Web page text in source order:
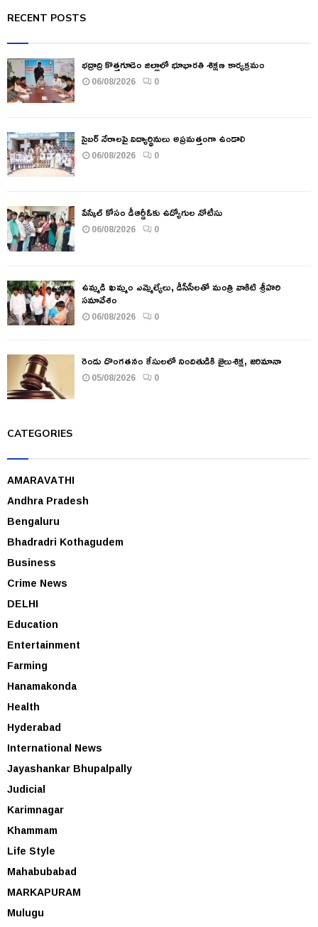
RECENT POSTS
భద్రాద్రి కొత్తగూడెం జిల్లాలో భూభారతి శిక్షణ కార్యక్రమం
06/08/2026 0
సైబర్ నేరాలపై విద్యార్థినులు అప్రమత్తంగా ఉండాలి
06/08/2026 0
పేస్కేల్ కోసం డీఆర్డీఓకు ఉద్యోగుల నోటీసు
06/08/2026 0
ఉమ్మడి ఖమ్మం ఎమ్మెల్యేలు, డీసీసీలతో మంత్రి వాకిటి శ్రీహరి
సమావేశం
06/08/2026 0
రెండు దొంగతనం కేసులలో నిందితుడికి జైలుశిక్ష, జరిమానా
05/08/2026 0
CATEGORIES
AMARAVATHI
Andhra Pradesh
Bengaluru
Bhadradri Kothagudem
Business
Crime News
DELHI
Education
Entertainment
Farming
Hanamakonda
Health
Hyderabad
International News
Jayashankar Bhupalpally
Judicial
Karimnagar
Khammam
Life Style
Mahabubabad
MARKAPURAM
Mulugu